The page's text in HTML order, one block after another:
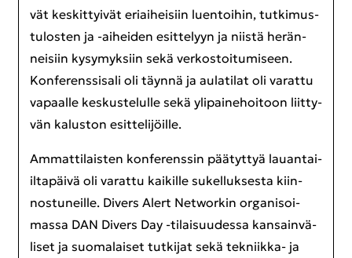
vät kes­kit­tyi­vät eriai­hei­siin luen­toi­hin, tut­ki­mus­
tu­los­ten ja -​aiheiden esit­te­lyyn ja niis­tä he­rän­
nei­siin ky­sy­myk­siin sekä ver­kos­toi­tu­mi­seen.
Kon­fe­rens­si­sa­li oli täyn­nä ja au­la­ti­lat oli va­rat­tu
va­paal­le kes­kus­te­lul­le sekä yli­pai­ne­hoi­toon liit­ty­
vän ka­lus­ton esit­te­li­jöil­le.
Am­mat­ti­lais­ten kon­fe­rens­sin pää­tyt­tyä lauantai-​
iltapäivä oli va­rat­tu kai­kil­le su­kel­luk­ses­ta kiin­
nos­tu­neil­le. Di­vers Alert Networkin or­ga­ni­soi­
mas­sa DAN Di­vers Day -​tilaisuudessa kan­sain­vä­
li­set ja suo­ma­lai­set tut­ki­jat sekä tekniikka-​ ja